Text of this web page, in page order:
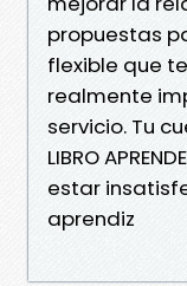
propuestas
flexible que
realmente
servicio. Tu
LIBRO
estar
aprendiz